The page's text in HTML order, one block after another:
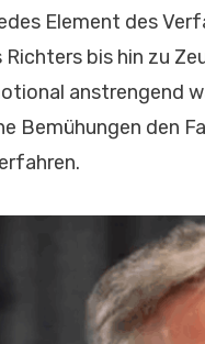
Element des
bis hin zu
anstrengend
Bemühungen den